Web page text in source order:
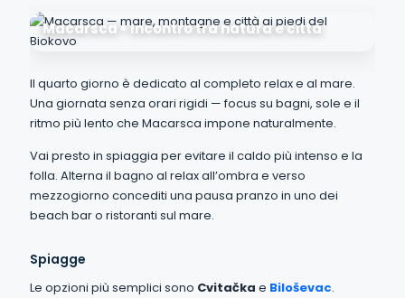
Macarsca • Incontro tra natura e città
Il quarto giorno è dedicato al completo relax e al mare.
Una giornata senza orari rigidi — focus su bagni, sole e il
ritmo più lento che Macarsca impone naturalmente.
Vai presto in spiaggia per evitare il caldo più intenso e la
folla. Alterna il bagno al relax all’ombra e verso
mezzogiorno concediti una pausa pranzo in uno dei
beach bar o ristoranti sul mare.
Spiagge
Le opzioni più semplici sono Cvitačka e Biloševac.